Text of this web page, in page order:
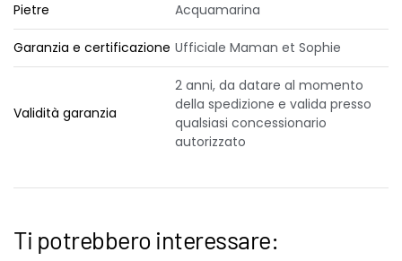
Pietre Acquamarina
Garanzia e certificazione Ufficiale Maman et Sophie
Validità garanzia
2 anni, da datare al momento
della spedizione e valida presso
qualsiasi concessionario
autorizzato
Ti potrebbero interessare: